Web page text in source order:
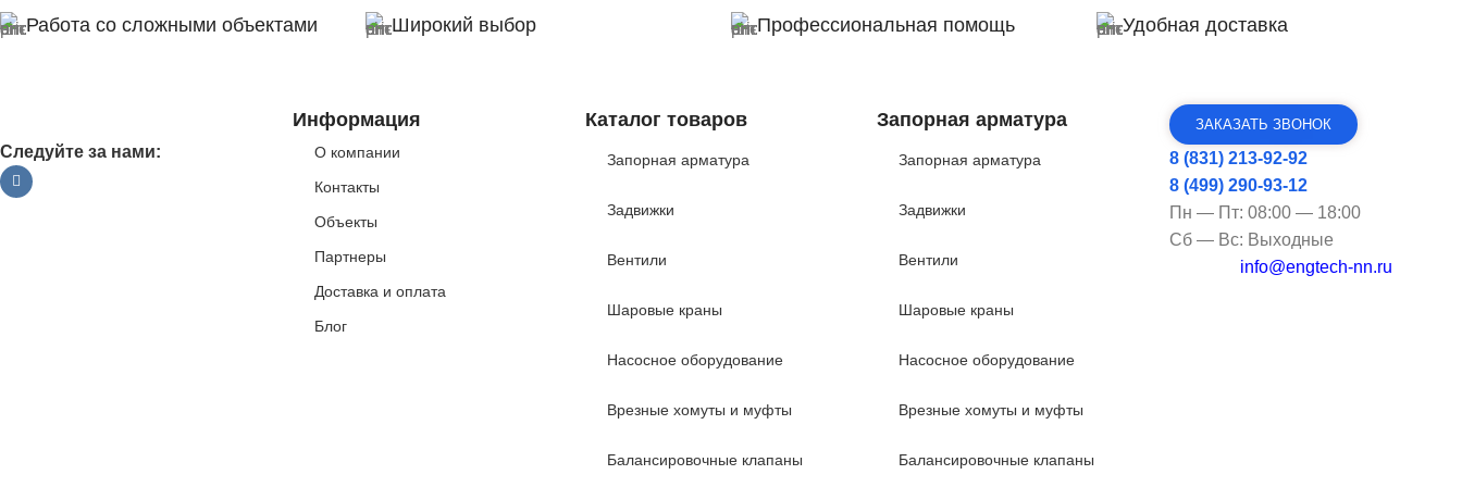
Работа со сложными объектами Широкий выбор Профессиональная помощь Удобная доставка
Следуйте за нами:
Информация
О компании
Контакты
Объекты
Партнеры
Доставка и оплата
Блог
Каталог товаров
Запорная арматура
Задвижки
Вентили
Шаровые краны
Насосное оборудование
Врезные хомуты и муфты
Балансировочные клапаны
Запорная арматура
Запорная арматура
Задвижки
Вентили
Шаровые краны
Насосное оборудование
Врезные хомуты и муфты
Балансировочные клапаны
ЗАКАЗАТЬ ЗВОНОК
8 (831) 213-92-92
8 (499) 290-93-12
Пн — Пт: 08:00 — 18:00
Сб — Вс: Выходные
info@engtech-nn.ru